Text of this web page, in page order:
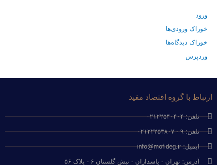
ورود
خوراک ورودی‌ها
خوراک دیدگاه‌ها
وردپرس
ارتباط با گروه اقتصاد مفید
تلفن: ۰۲۱۲۲۵۴۰۴۰۴
تلفن: ۹ - ۰۲۱۲۲۲۵۳۸۰۷
ایمیل: info@mofideg.ir
آدرس: تهران - پاسداران - نبش گلستان ۶ - پلاک ۵۶